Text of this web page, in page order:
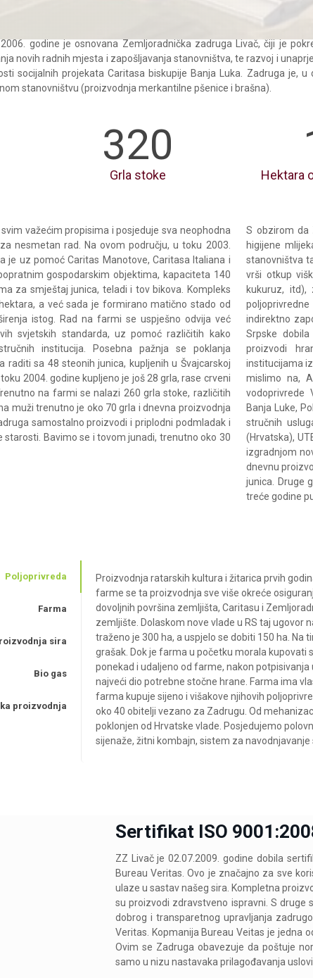
godine je osnovana Zemljoradnička zadruga Livač, čiji je
novih radnih mjesta i zapošljavanja stanovništva, te razvoj i
socijalnih projekata Caritasa biskupije Banja Luka. Zadruga je,
stanovništvu (proizvodnja merkantilne pšenice i brašna).
320
Grla stoke Hektara
važećim propisima i posjeduje sva neophodna
nesmetan rad. Na ovom području, u toku 2003.
je uz pomoć Caritas Manotove, Caritasa Italiana i
gospodarskim objektima, kapaciteta 140
za smještaj junica, teladi i tov bikova. Kompleks
a već sada je formirano matično stado od
istog. Rad na farmi se uspješno odvija već
svjetskih standarda, uz pomoć različitih kako
institucija. Posebna pažnja se poklanja
raditi sa 48 steonih junica, kupljenih u Švajcarskoj
2004. godine kupljeno je još 28 grla, rase crveni
na farmi se nalazi 260 grla stoke, različitih
muži trenutno je oko 70 grla i dnevna proizvodnja
samostalno proizvodi i priplodni podmladak i
Bavimo se i tovom junadi, trenutno oko 30
S obzirom da
higijene
stanovništva
vrši otkup
kukuruz,
indirektno
Srpske
proizvodi
institucijama
mislimo na,
vodoprivrede
Banja Luke,
stručnih
(Hrvatska),
izgradnjom
dnevnu
junica. Druge
treće godine
Poljoprivreda
Farma
sira
Bio gas
proizvodnja
Proizvodnja ratarskih kultura i žitarica prvih
farme se ta proizvodnja sve više okreće
dovoljnih površina zemljišta, Caritasu i
zemljište. Dolaskom nove vlade u RS taj ugovor
traženo je 300 ha, a uspjelo se dobiti 150 ha.
grašak. Dok je farma u početku morala
ponekad i udaljeno od farme, nakon
najveći dio potrebne stočne hrane. Farma ima
farma kupuje sijeno i višakove njihovih
oko 40 obitelji vezano za Zadrugu. Od
poklonjen od Hrvatske vlade. Posjedujemo
sijenaže, žitni kombajn, sistem za navodnjavanje
Sertifikat ISO
ZZ Livač je 02.07.2009. godine dobila
Bureau Veritas. Ovo je značajno za sve
ulaze u sastav našeg sira. Kompletna
su proizvodi zdravstveno ispravni. S
dobrog i transparetnog upravljanja
Veritas. Kopmanija Bureau Veitas je jedna
Ovim se Zadruga obavezuje da poštuje
samo u nizu nastavaka prilagođavanja